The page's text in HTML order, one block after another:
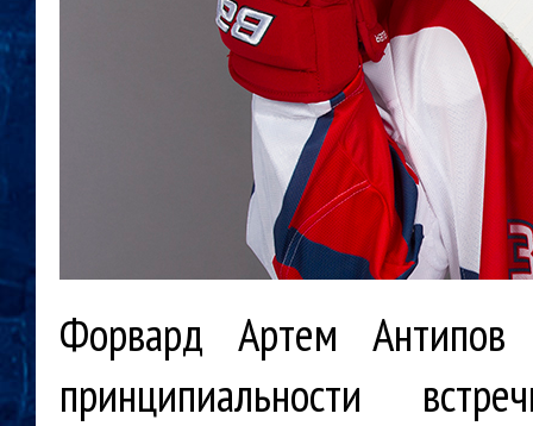
Форвард Артем Антипов
принципиальности